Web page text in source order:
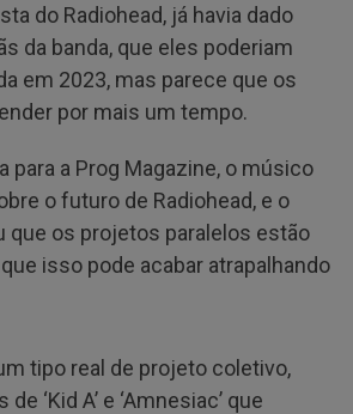
do Radiohead, já havia dado
da banda, que eles poderiam
em 2023, mas parece que os
por mais um tempo.
para a Prog Magazine, o músico
o futuro de Radiohead, e o
que os projetos paralelos estão
isso pode acabar atrapalhando
tipo real de projeto coletivo,
‘Kid A’ e ‘Amnesiac’ que